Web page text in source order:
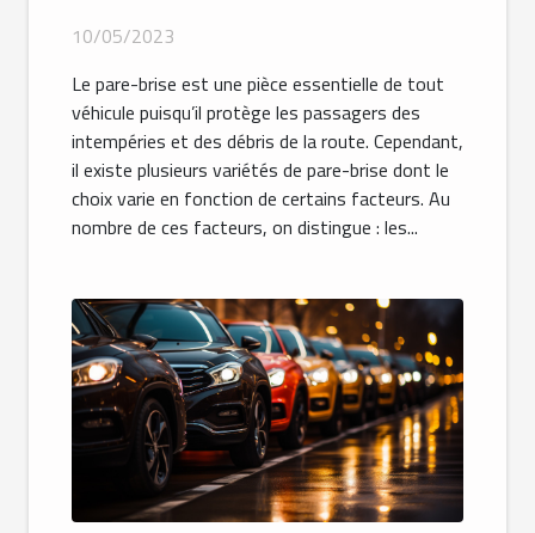
10/05/2023
Le pare-brise est une pièce essentielle de tout
véhicule puisqu’il protège les passagers des
intempéries et des débris de la route. Cependant,
il existe plusieurs variétés de pare-brise dont le
choix varie en fonction de certains facteurs. Au
nombre de ces facteurs, on distingue : les...